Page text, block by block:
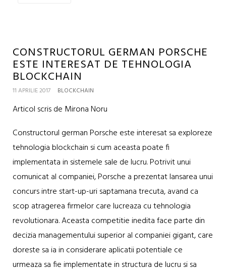
CONSTRUCTORUL GERMAN PORSCHE
ESTE INTERESAT DE TEHNOLOGIA
BLOCKCHAIN
11 APRILIE 2017 BLOCKCHAIN
Articol scris de Mirona Noru
Constructorul german Porsche este interesat sa exploreze
tehnologia blockchain si cum aceasta poate fi
implementata in sistemele sale de lucru. Potrivit unui
comunicat al companiei, Porsche a prezentat lansarea unui
concurs intre start-up-uri saptamana trecuta, avand ca
scop atragerea firmelor care lucreaza cu tehnologia
revolutionara. Aceasta competitie inedita face parte din
decizia managementului superior al companiei gigant, care
doreste sa ia in considerare aplicatii potentiale ce
urmeaza sa fie implementate in structura de lucru si sa